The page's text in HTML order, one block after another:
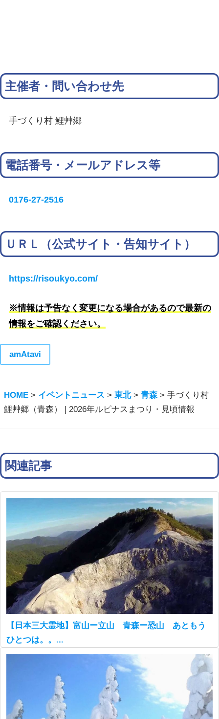
主催者・問い合わせ先
手づくり村 鯉艸郷
電話番号・メールアドレス等
0176-27-2516
ＵＲＬ（公式サイト・告知サイト）
https://risoukyo.com/
※情報は予告なく変更になる場合があるので最新の
情報をご確認ください。
amAtavi
HOME > イベントニュース >東北>青森 >手づくり村
鯉艸郷（青森） | 2026年ルピナスまつり・見頃情報
関連記事
【日本三大霊地】富山ー立山 青森ー恐山 あともう
ひとつは。。...